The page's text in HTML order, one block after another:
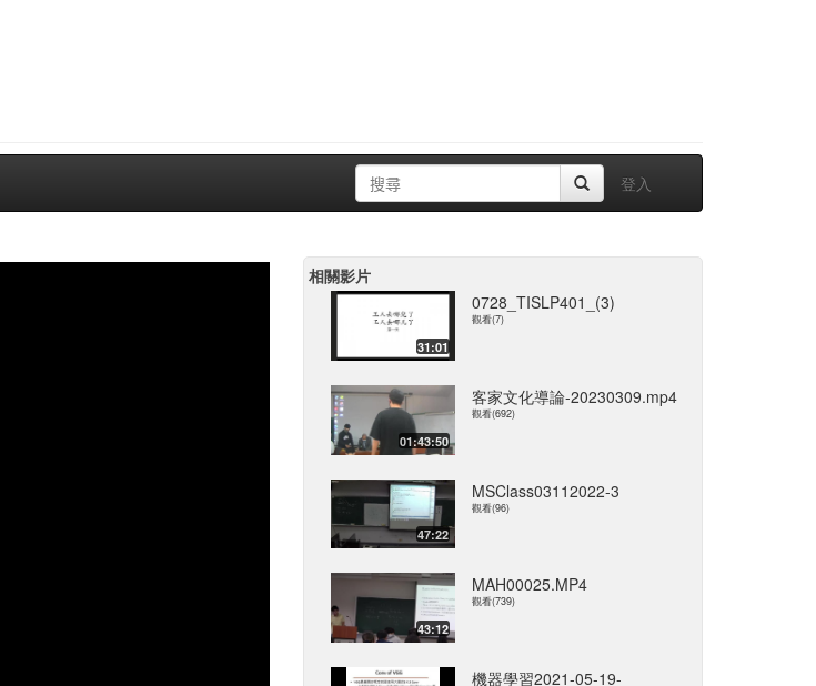
登入
相關影片
31:01
0728_TISLP401_(3)
觀看(7)
01:43:50
客家文化導論-20230309.mp4
觀看(692)
47:22
MSClass03112022-3
觀看(96)
43:12
MAH00025.MP4
觀看(739)
機器學習2021-05-19-